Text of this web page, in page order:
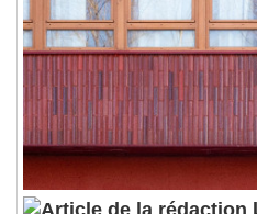
Descriptions
descriptions off,
Subtitles
subtitles settings ,
settings dialog
subtitles off
,
Audio Track
Picture-in-Picture